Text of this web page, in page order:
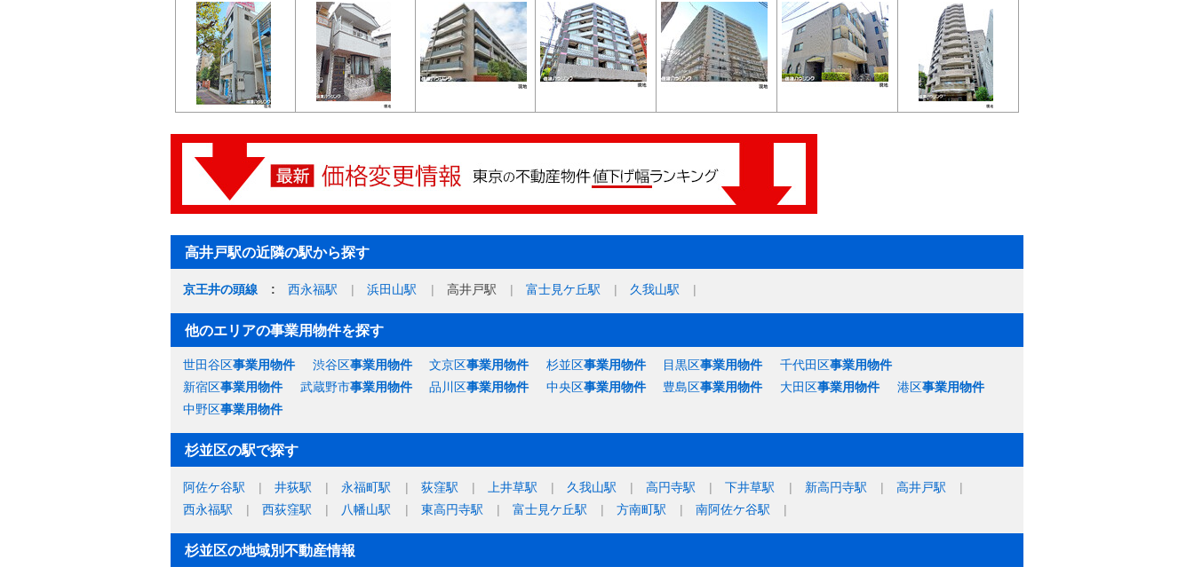
高井戸駅の近隣の駅から探す
京王井の頭線 西永福駅 浜田山駅 高井戸駅 富士見ケ丘駅 久我山駅
他のエリアの事業用物件を探す
世田谷区事業用物件 渋谷区事業用物件 文京区事業用物件 杉並区事業用物件 目黒区事業用物件 千代田区事業用物件
新宿区事業用物件 武蔵野市事業用物件 品川区事業用物件 中央区事業用物件 豊島区事業用物件 大田区事業用物件 港区事業用物件
中野区事業用物件
杉並区の駅で探す
阿佐ケ谷駅 井荻駅 永福町駅 荻窪駅 上井草駅 久我山駅 高円寺駅 下井草駅 新高円寺駅
高井戸駅
西永福駅
西荻窪駅 八幡山駅 東高円寺駅 富士見ケ丘駅 方南町駅 南阿佐ケ谷駅
杉並区の地域別不動産情報